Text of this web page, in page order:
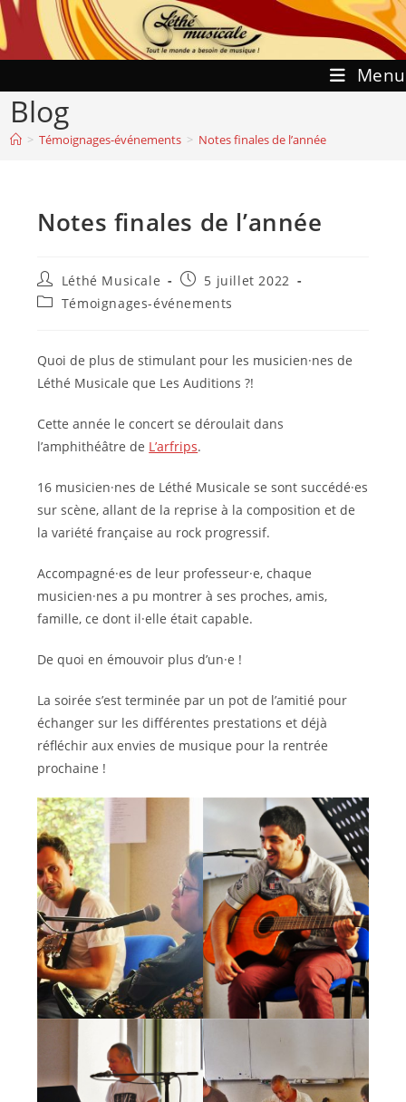
Skip
to
content
Menu
Blog
> Témoignages-événements > Notes finales de l’année
Notes finales de l’année
Auteur/autrice
de
la
Léthé Musicale
Publication
publiée :
5 juillet 2022
PostTémoignages-événements
Quoi de plus de stimulant pour les musicien·nes de
Léthé Musicale que Les Auditions ?!
Cette année le concert se déroulait dans
l’amphithéâtre de L’arfrips.
16 musicien·nes de Léthé Musicale se sont succédé·es
sur scène, allant de la reprise à la composition et de
la variété française au rock progressif.
Accompagné·es de leur professeur·e, chaque
musicien·nes a pu montrer à ses proches, amis,
famille, ce dont il·elle était capable.
De quoi en émouvoir plus d’un·e !
La soirée s’est terminée par un pot de l’amitié pour
échanger sur les différentes prestations et déjà
réfléchir aux envies de musique pour la rentrée
prochaine !